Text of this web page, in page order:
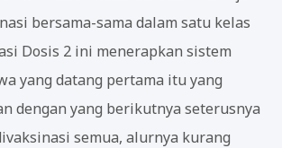
bersama-sama dalam satu kelas
Dosis 2 ini menerapkan sistem
yang datang pertama itu yang
dengan yang berikutnya seterusnya
semua, alurnya kurang